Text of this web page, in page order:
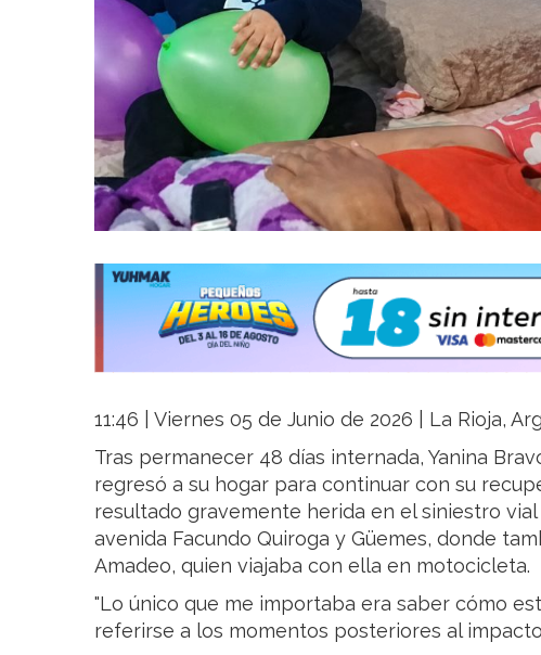
11:46 | Viernes 05 de Junio de 2026 | La Rioja,
Tras permanecer 48 días internada, Yanina
regresó a su hogar para continuar con su
resultado gravemente herida en el siniestro
avenida Facundo Quiroga y Güemes, donde
Amadeo, quien viajaba con ella en motocicleta.
"Lo único que me importaba era saber cómo
referirse a los momentos posteriores al